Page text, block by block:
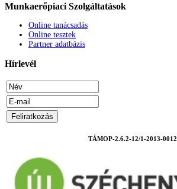
Munkaerőpiaci Szolgáltatások
Online tanácsadás
Online tesztek
Partner adatbázis
Hírlevél
TÁMOP-2.6.2-12/1-2013-0012